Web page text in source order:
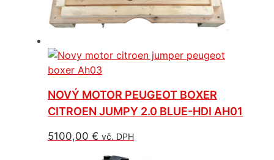
NOVÝ MOTOR PEUGEOT BOXER
CITROEN JUMPY 2.0 BLUE-HDI AH01
5100,00 € vč. DPH